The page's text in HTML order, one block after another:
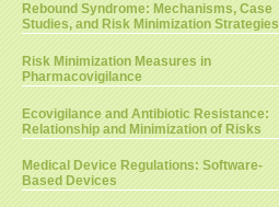
Rebound Syndrome: Mechanisms, Case
Studies, and Risk Minimization Strategies
Risk Minimization Measures in
Pharmacovigilance
Ecovigilance and Antibiotic Resistance:
Relationship and Minimization of Risks
Medical Device Regulations: Software-
Based Devices